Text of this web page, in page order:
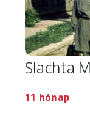
Slachta
11 hónap